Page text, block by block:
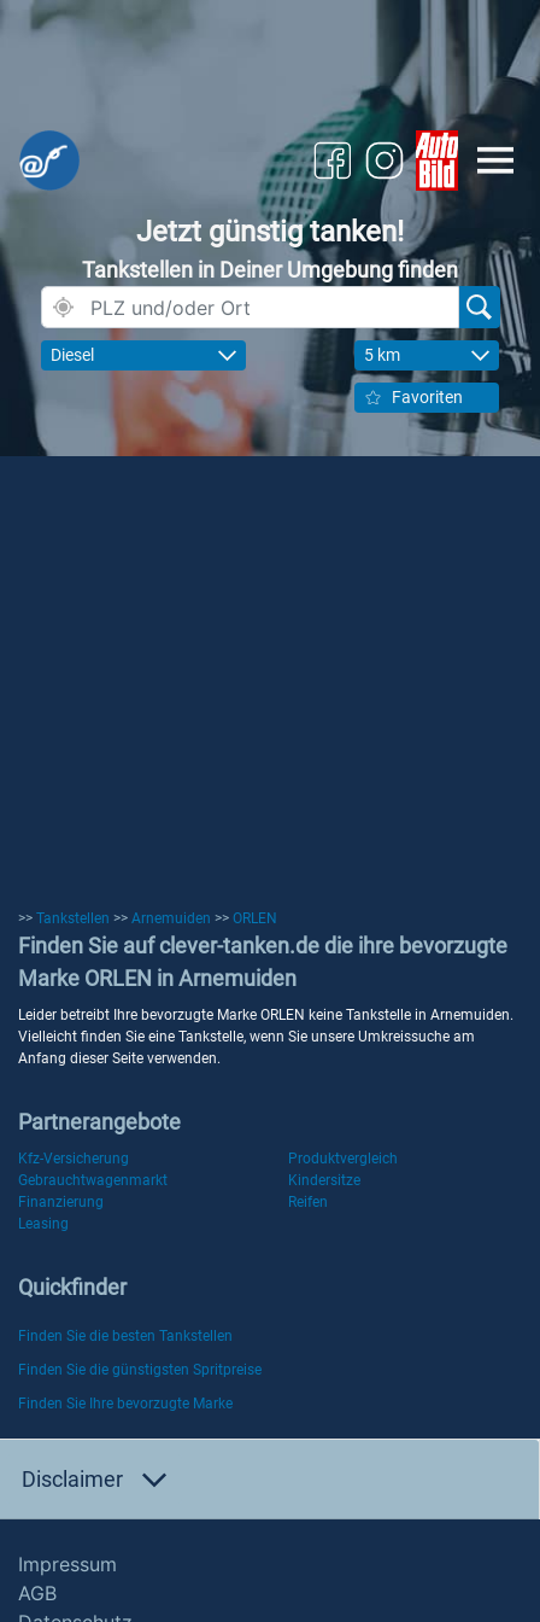
Jetzt günstig tanken!
Tankstellen in Deiner Umgebung finden
Diesel 5 km
Favoriten
>> Tankstellen >> Arnemuiden >> ORLEN
Finden Sie auf clever-tanken.de die ihre bevorzugte
Marke ORLEN in Arnemuiden
Leider betreibt Ihre bevorzugte Marke ORLEN keine Tankstelle in Arnemuiden.
Vielleicht finden Sie eine Tankstelle, wenn Sie unsere Umkreissuche am
Anfang dieser Seite verwenden.
Partnerangebote
Kfz-Versicherung
Produktvergleich
Gebrauchtwagenmarkt
Kindersitze
Finanzierung
Reifen
Leasing
Quickfinder
Finden Sie die besten Tankstellen
Finden Sie die günstigsten Spritpreise
Finden Sie Ihre bevorzugte Marke
Disclaimer
Impressum
AGB